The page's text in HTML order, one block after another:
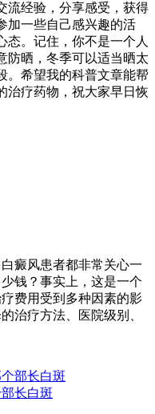
流经验，分享感受，获得
加一些自己感兴趣的活
态。记住，你不是一个人
防晒，冬季可以适当晒太
。希望我的科普文章能帮
治疗药物，祝大家早日恢
癜风患者都非常关心一
钱？事实上，这是一个
费用受到多种因素的影
治疗方法、医院级别、
长白斑